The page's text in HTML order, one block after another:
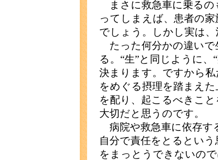
まさに救急車に乗るの
ってしまえば、患者の
でしょう。しかし実は
たった何分かの違いで
る。“生”と同じように
決まります。ですから
をめぐる摂理を踏まえ
を配り、起こるべきこ
大切だと思うのです。
病院や救急車に依存す
自分で責任をとるとい
をまっとうできないの